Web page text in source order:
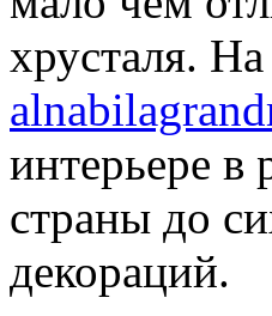
хрусталя.
интерьере в
страны до
декораций.